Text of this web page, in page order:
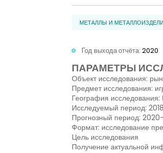
МЕТАЛЛЫ И
Год выхода отчёта: 2020
ПАРАМЕТРЫ
Объект исследования:
Предмет исследования:
География
Исследуемый период:
Прогнозный период:
Формат: исследование
Цель исследования
Получение актуальной